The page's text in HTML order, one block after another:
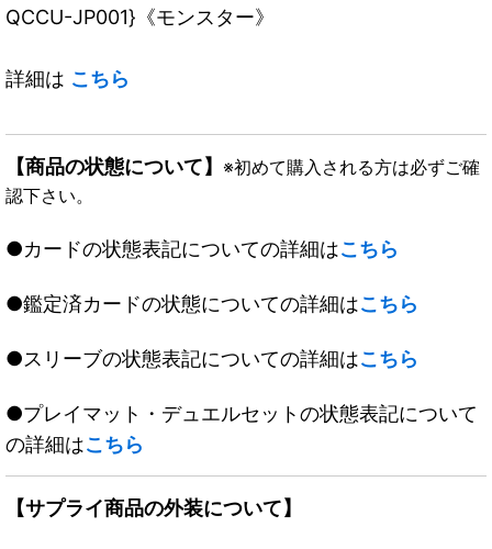
QCCU-JP001}《モンスター》
詳細は こちら
【商品の状態について】 ※初めて購入される方は必ずご確
認下さい。
●カードの状態表記についての詳細はこちら
●鑑定済カードの状態についての詳細はこちら
●スリーブの状態表記についての詳細はこちら
●プレイマット・デュエルセットの状態表記について
の詳細はこちら
【サプライ商品の外装について】